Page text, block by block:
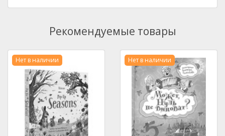
Рекомендуемые товары
Нет в наличии Нет в наличии